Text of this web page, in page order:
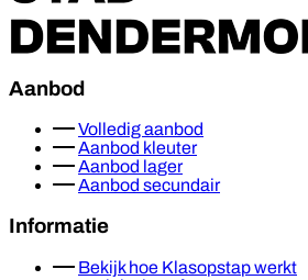
Aanbod
Volledig aanbod
Aanbod kleuter
Aanbod lager
Aanbod secundair
Informatie
Bekijk hoe Klasopstap werkt